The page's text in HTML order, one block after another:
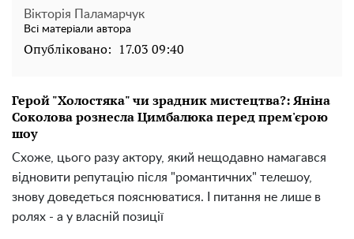
Вікторія Паламарчук
Всі матеріали автора
Опубліковано: 17.03 09:40
Герой "Холостяка" чи зрадник мистецтва?: Яніна
Соколова рознесла Цимбалюка перед прем'єрою
шоу
Схоже, цього разу актору, який нещодавно намагався
відновити репутацію після "романтичних" телешоу,
знову доведеться пояснюватися. І питання не лише в
ролях - а у власній позиції